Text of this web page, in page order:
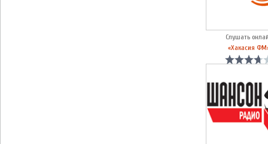
Слушать
«Хакасия